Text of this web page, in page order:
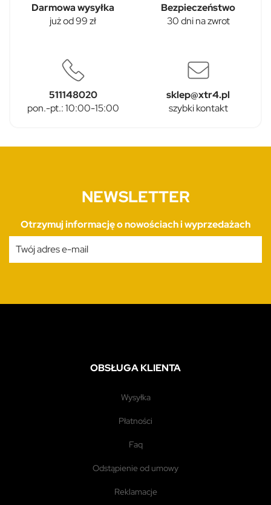
Darmowa wysyłka
już od 99 zł
Bezpieczeństwo
30 dni na zwrot
511148020
pon.-pt.: 10:00-15:00
sklep@xtr4.pl
szybki kontakt
NEWSLETTER
Otrzymuj informację o nowościach i wyprzedażach
OBSŁUGA KLIENTA
wysyłka
płatności
faq
odstąpienie od umowy
reklamacje